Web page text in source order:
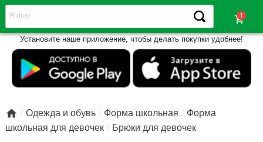
shopping_cart
Установите наше приложение, чтобы делать покупки удобнее!
 Одежда и обувь Форма школьная
Форма
школьная для девочек
Брюки для девочек